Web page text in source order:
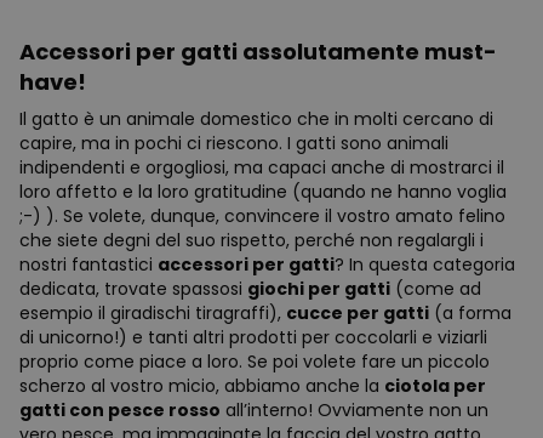
Accessori per gatti assolutamente must-
have!
Il gatto è un animale domestico che in molti cercano di
capire, ma in pochi ci riescono. I gatti sono animali
indipendenti e orgogliosi, ma capaci anche di mostrarci il
loro affetto e la loro gratitudine (quando ne hanno voglia
;-) ). Se volete, dunque, convincere il vostro amato felino
che siete degni del suo rispetto, perché non regalargli i
nostri fantastici accessori per gatti? In questa categoria
dedicata, trovate spassosi giochi per gatti (come ad
esempio il giradischi tiragraffi), cucce per gatti (a forma
di unicorno!) e tanti altri prodotti per coccolarli e viziarli
proprio come piace a loro. Se poi volete fare un piccolo
scherzo al vostro micio, abbiamo anche la ciotola per
gatti con pesce rosso all’interno! Ovviamente non un